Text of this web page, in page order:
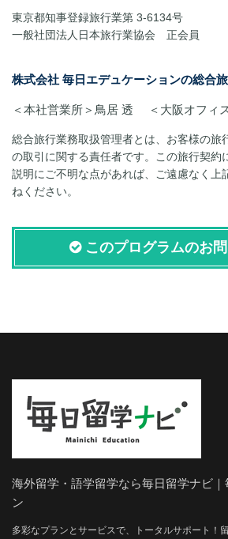
東京都知事登録旅行業第 3-6134号
一般社団法人日本旅行業協会 正会員
株式会社 毎日エデュケーションの総合
＜本社営業所＞鳥居 透 ＜大阪オフィ
総合旅行業務取扱管理者とは、お客様の旅
の取引に関する責任者です。この旅行契約
説明にご不明な点があれば、ご遠慮なく上
ねください。
このプログラムのお
海外留学・語学留学なら毎日留学ナビ｜
ン
多彩なプランとサービスで、トータルサポート！